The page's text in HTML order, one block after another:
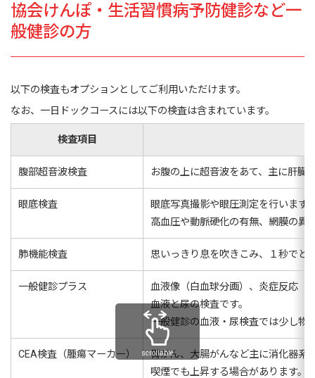
協会けんぽ・生活習慣病予防健診など一
般健診の方
以下の検査もオプションとしてご利用いただけます。
なお、一日ドックコースには以下の検査は含まれています。
検査項目
腹部超音波検査 お腹の上に超音波をあて、主に肝臓
眼底検査
眼底写真撮影や眼圧測定を行います
高血圧や動脈硬化の有無、網膜の異
肺機能検査 思いっきり息を吹きこみ、１秒でど
一般健診プラス
血液像（白血球分画）、炎症反応（
血液と尿の検査です。
一般健診の血液・尿検査では少し物
CEA検査（腫瘍マーカー）
胃がん、大腸がんなど主に消化器系
喫煙でも上昇する場合があります。
scrollable